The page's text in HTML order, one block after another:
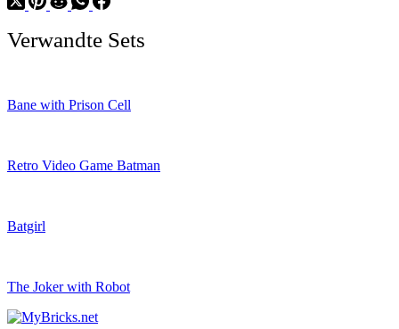
Verwandte Sets
Bane with Prison Cell
Retro Video Game Batman
Batgirl
The Joker with Robot